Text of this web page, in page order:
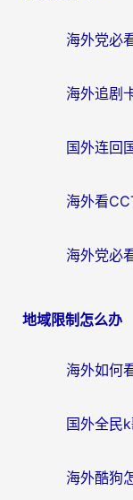
地域限制怎么办